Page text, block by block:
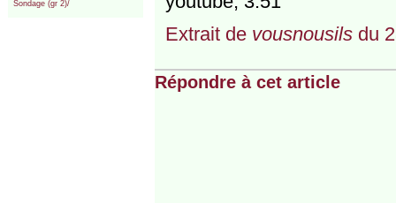
Sondage (gr 2)/
Extrait de vousnousilsdu
Répondre à cet article